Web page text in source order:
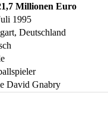
Millionen Euro
1995
Deutschland
David Gnabry